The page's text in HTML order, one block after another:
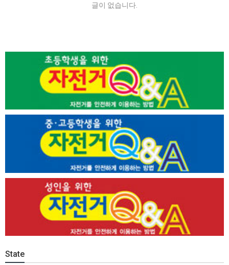
글이 없습니다.
State